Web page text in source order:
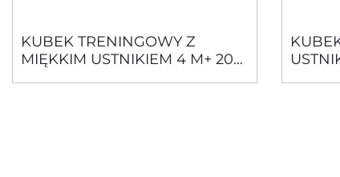
KUBEK TRENINGOWY Z
MIĘKKIM USTNIKIEM 4 M+ 200